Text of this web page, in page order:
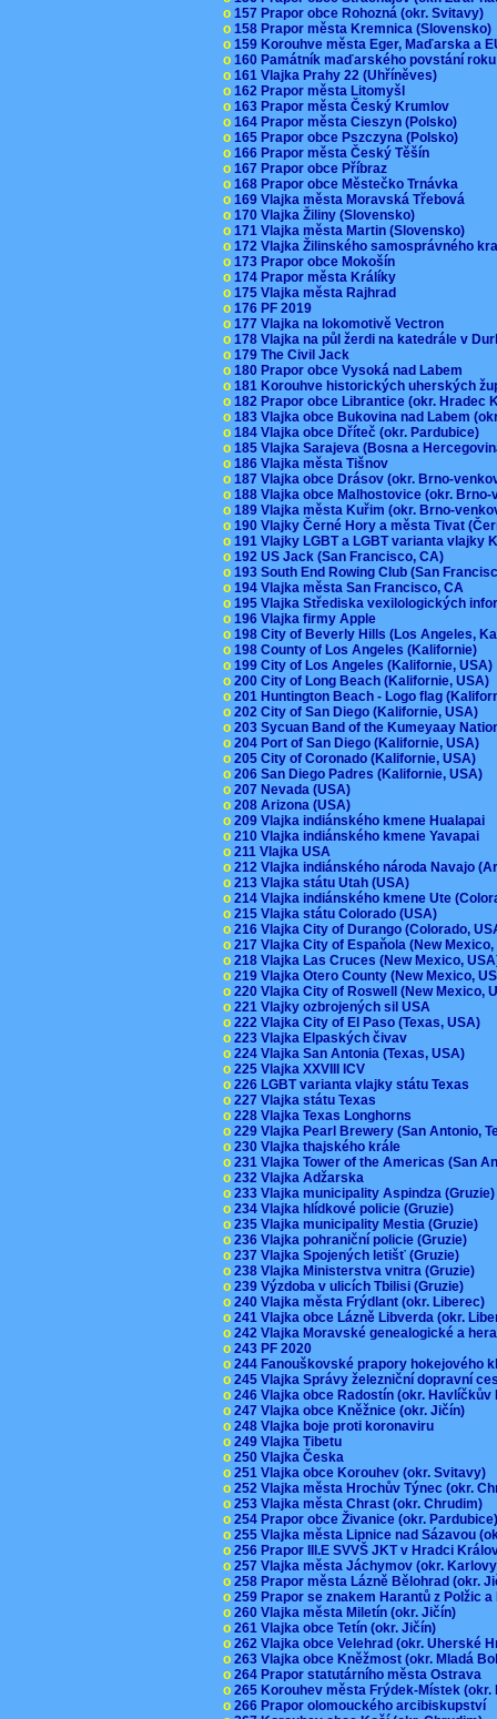
o 157 Prapor obce Rohozná (okr. Svitavy)
o 158 Prapor města Kremnica (Slovensko)
o 159 Korouhve města Eger, Maďarska a
o 160 Památník maďarského povstání
o 161 Vlajka Prahy 22 (Uhříněves)
o 162 Prapor města Litomyšl
o 163 Prapor města Český Krumlov
o 164 Prapor města Cieszyn (Polsko)
o 165 Prapor obce Pszczyna (Polsko)
o 166 Prapor města Český Těšín
o 167 Prapor obce Příbraz
o 168 Prapor obce Městečko Trnávka
o 169 Vlajka města Moravská Třebová
o 170 Vlajka Žiliny (Slovensko)
o 171 Vlajka města Martin (Slovensko)
o 172 Vlajka Žilinského samosprávného
o 173 Prapor obce Mokošín
o 174 Prapor města Králíky
o 175 Vlajka města Rajhrad
o 176 PF 2019
o 177 Vlajka na lokomotivě Vectron
o 178 Vlajka na půl žerdi na katedrále v
o 179 The Civil Jack
o 180 Prapor obce Vysoká nad Labem
o 181 Korouhve historických uherských
o 182 Prapor obce Librantice (okr. Hradec
o 183 Vlajka obce Bukovina nad Labem
o 184 Vlajka obce Dříteč (okr. Pardubice)
o 185 Vlajka Sarajeva (Bosna a
o 186 Vlajka města Tišnov
o 187 Vlajka obce Drásov (okr. Brno-
o 188 Vlajka obce Malhostovice (okr.
o 189 Vlajka města Kuřim (okr. Brno-
o 190 Vlajky Černé Hory a města Tivat
o 191 Vlajky LGBT a LGBT varianta vlajky
o 192 US Jack (San Francisco, CA)
o 193 South End Rowing Club (San
o 194 Vlajka města San Francisco, CA
o 195 Vlajka Střediska vexilologických
o 196 Vlajka firmy Apple
o 198 City of Beverly Hills (Los Angeles,
o 198 County of Los Angeles (Kalifornie)
o 199 City of Los Angeles (Kalifornie,
o 200 City of Long Beach (Kalifornie, USA)
o 201 Huntington Beach - Logo flag
o 202 City of San Diego (Kalifornie, USA)
o 203 Sycuan Band of the Kumeyaay
o 204 Port of San Diego (Kalifornie, USA)
o 205 City of Coronado (Kalifornie, USA)
o 206 San Diego Padres (Kalifornie, USA)
o 207 Nevada (USA)
o 208 Arizona (USA)
o 209 Vlajka indiánského kmene Hualapai
o 210 Vlajka indiánského kmene Yavapai
o 211 Vlajka USA
o 212 Vlajka indiánského národa Navajo
o 213 Vlajka státu Utah (USA)
o 214 Vlajka indiánského kmene Ute
o 215 Vlajka státu Colorado (USA)
o 216 Vlajka City of Durango (Colorado,
o 217 Vlajka City of Espaňola (New
o 218 Vlajka Las Cruces (New Mexico,
o 219 Vlajka Otero County (New Mexico,
o 220 Vlajka City of Roswell (New Mexico,
o 221 Vlajky ozbrojených sil USA
o 222 Vlajka City of El Paso (Texas, USA)
o 223 Vlajka Elpaských čivav
o 224 Vlajka San Antonia (Texas, USA)
o 225 Vlajka XXVIII ICV
o 226 LGBT varianta vlajky státu Texas
o 227 Vlajka státu Texas
o 228 Vlajka Texas Longhorns
o 229 Vlajka Pearl Brewery (San Antonio,
o 230 Vlajka thajského krále
o 231 Vlajka Tower of the Americas (San
o 232 Vlajka Adžarska
o 233 Vlajka municipality Aspindza
o 234 Vlajka hlídkové policie (Gruzie)
o 235 Vlajka municipality Mestia (Gruzie)
o 236 Vlajka pohraniční policie (Gruzie)
o 237 Vlajka Spojených letišť (Gruzie)
o 238 Vlajka Ministerstva vnitra (Gruzie)
o 239 Výzdoba v ulicích Tbilisi (Gruzie)
o 240 Vlajka města Frýdlant (okr. Liberec)
o 241 Vlajka obce Lázně Libverda (okr.
o 242 Vlajka Moravské genealogické a
o 243 PF 2020
o 244 Fanouškovské prapory hokejového
o 245 Vlajka Správy železniční dopravní
o 246 Vlajka obce Radostín (okr.
o 247 Vlajka obce Kněžnice (okr. Jičín)
o 248 Vlajka boje proti koronaviru
o 249 Vlajka Tibetu
o 250 Vlajka Česka
o 251 Vlajka obce Korouhev (okr. Svitavy)
o 252 Vlajka města Hrochův Týnec (okr.
o 253 Vlajka města Chrast (okr. Chrudim)
o 254 Prapor obce Živanice (okr.
o 255 Vlajka města Lipnice nad Sázavou
o 256 Prapor III.E SVVŠ JKT v Hradci
o 257 Vlajka města Jáchymov (okr.
o 258 Prapor města Lázně Bělohrad (okr.
o 259 Prapor se znakem Harantů z Polžic
o 260 Vlajka města Miletín (okr. Jičín)
o 261 Vlajka obce Tetín (okr. Jičín)
o 262 Vlajka obce Velehrad (okr. Uherské
o 263 Vlajka obce Kněžmost (okr. Mladá
o 264 Prapor statutárního města Ostrava
o 265 Korouhev města Frýdek-Místek
o 266 Prapor olomouckého arcibiskupství